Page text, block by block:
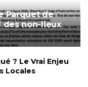
Parquet de
des non-lieux
? Le Vrai Enjeu
Locales